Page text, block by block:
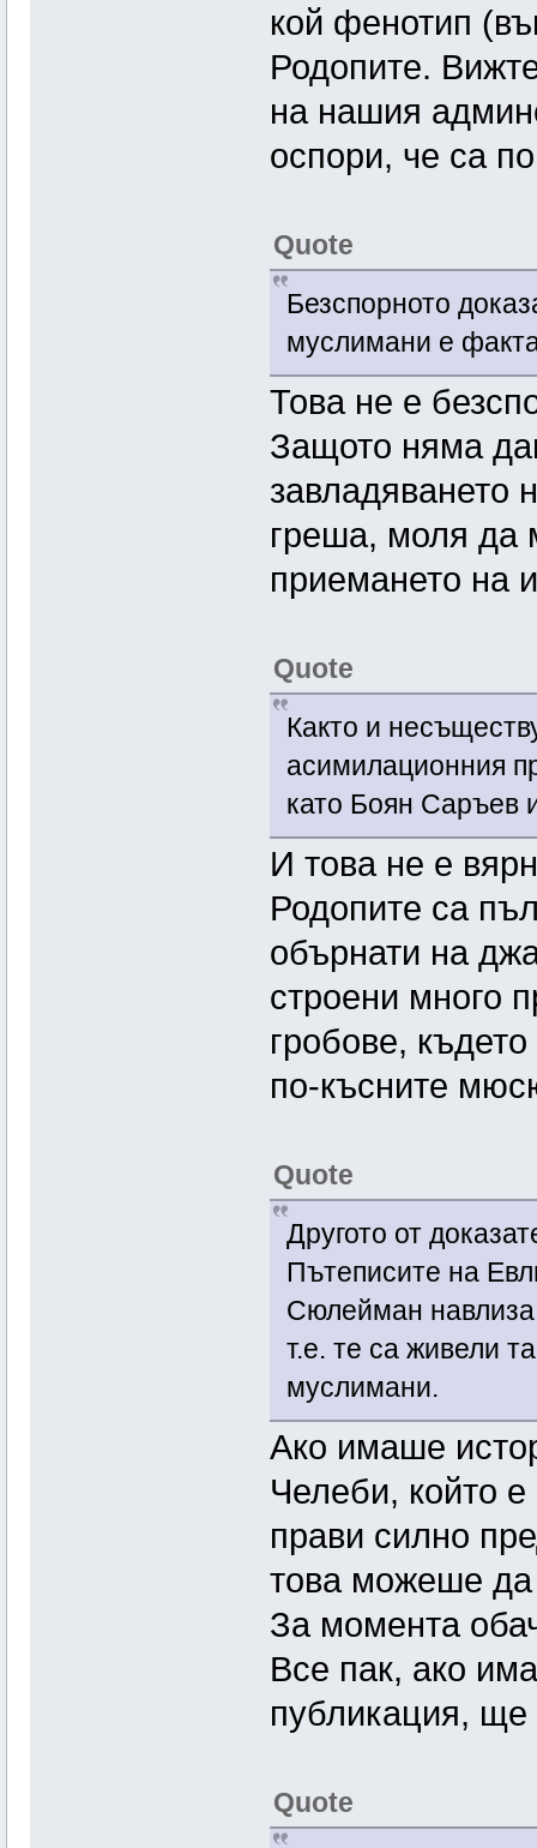
кой фенотип
Родопите.
на нашия
оспори, че са
Quote
Безспорното
муслимани е
Това не е
Защото няма
завладяването
греша, моля да
приемането на
Quote
Както и
асимилационния
като Боян Саръев
И това не е
Родопите са
обърнати на
строени много
гробове,
по-късните
Quote
Другото от
Пътеписите на
Сюлейман навлиза
т.е. те са живели
муслимани.
Ако имаше
Челеби, който е
прави силно
това можеше да
За момента
Все пак, ако
публикация,
Quote